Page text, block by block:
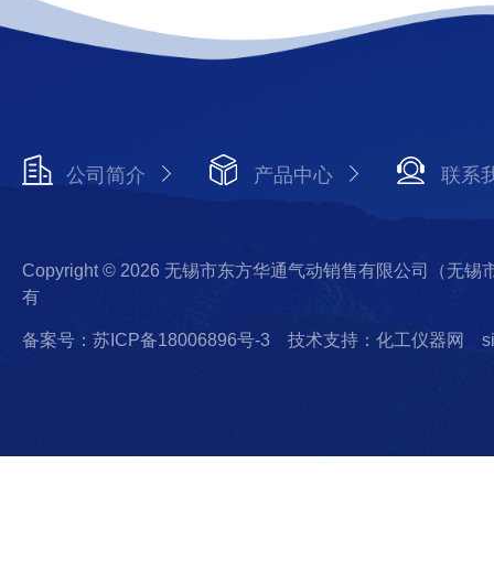
公司简介 产品中心 联系
Copyright © 2026 无锡市东方华通气动销售有限公司（无锡
有
备案号：苏ICP备18006896号-3 技术支持：化工仪器网